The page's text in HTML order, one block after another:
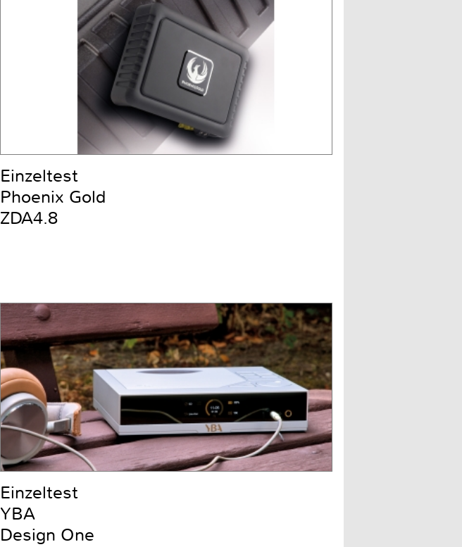
Einzeltest
Phoenix Gold
ZDA4.8
Einzeltest
YBA
Design One